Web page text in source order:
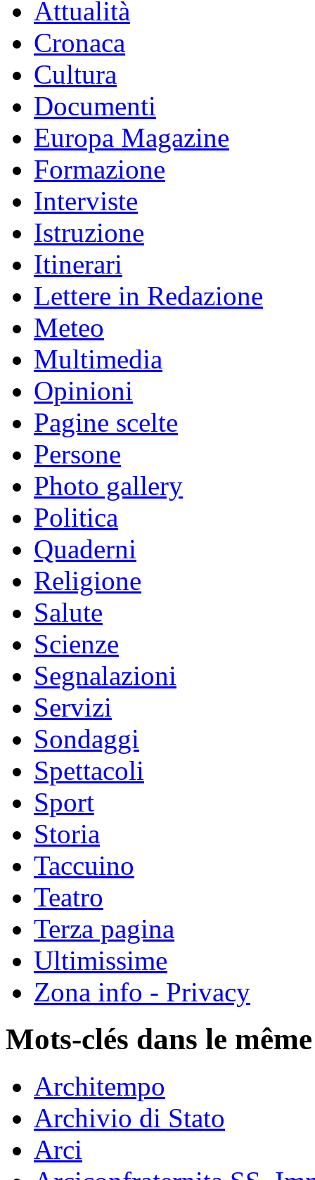
Attualità
Cronaca
Cultura
Documenti
Europa Magazine
Formazione
Interviste
Istruzione
Itinerari
Lettere in Redazione
Meteo
Multimedia
Opinioni
Pagine scelte
Persone
Photo gallery
Politica
Quaderni
Religione
Salute
Scienze
Segnalazioni
Servizi
Sondaggi
Spettacoli
Sport
Storia
Taccuino
Teatro
Terza pagina
Ultimissime
Zona info - Privacy
Mots-clés dans le
Architempo
Archivio di Stato
Arci